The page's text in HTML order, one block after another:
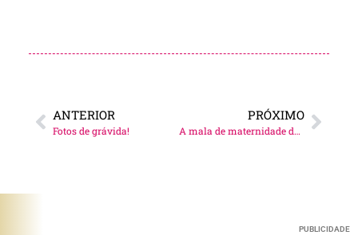
ANTERIOR
Fotos de grávida!
PRÓXIMO
A mala de maternidade da Cici!
PUBLICIDADE